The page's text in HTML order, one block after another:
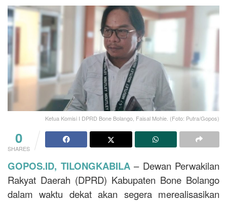
Ketua Komisi I DPRD Bone Bolango, Faisal Mohie. (Foto: Putra/Gopos)
0
SHARES
GOPOS.ID, TILONGKABILA– Dewan Perwakilan
Rakyat Daerah (DPRD) Kabupaten Bone Bolango
dalam waktu dekat akan segera merealisasikan